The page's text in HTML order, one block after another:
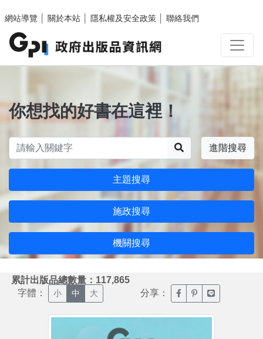
網站導覽
關於本站 隱私權及安全政策 聯絡我們
你想找的好書在這裡！
進階搜尋
主題搜尋
施政搜尋
機關搜尋
累計出版品總數量：117,865
字體： 小 中 大 分享： 臉書分享(另開新視窗)
噗浪分享(另開新
Line分享(另